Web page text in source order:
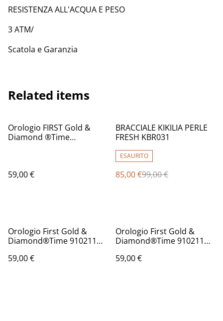
RESISTENZA ALL'ACQUA E PESO
3 ATM/
Scatola e Garanzia
Related items
Orologio FIRST Gold &
Diamond ®️Time
59,00 €
%
BRACCIALE KIKILIA PERLE
FRESH KBR031
ESAURITO
85,00 €99,00 €
Orologio First Gold &
Diamond®️Time 910211
59,00 €
Orologio First Gold &
Diamond®️Time 910211
59,00 €